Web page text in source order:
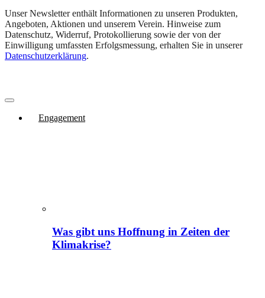
Unser Newsletter enthält Informationen zu unseren Produkten,
Angeboten, Aktionen und unserem Verein. Hinweise zum
Datenschutz, Widerruf, Protokollierung sowie der von der
Einwilligung umfassten Erfolgsmessung, erhalten Sie in unserer
Datenschutzerklärung.
Engagement
Was gibt uns Hoffnung in Zeiten der
Klimakrise?